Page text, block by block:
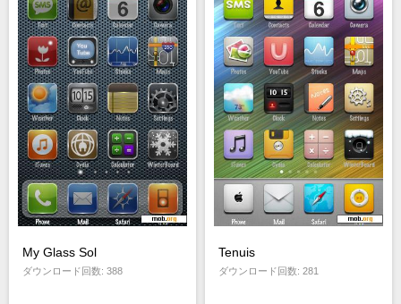
My Glass Sol
ダウンロード回数: 388
Tenuis
ダウンロード回数: 281